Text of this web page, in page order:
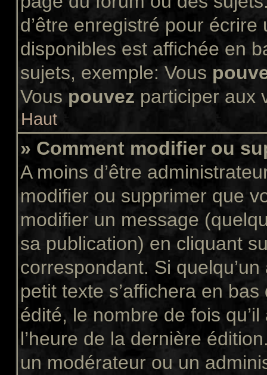
d’être enregistré pour
disponibles est affichée en
sujets, exemple: Vous
Vous pouvez participer aux
Haut
» Comment modifier ou
A moins d’être
modifier ou supprimer que
modifier un message
sa publication) en cliquant
correspondant. Si
petit texte s’affichera en
édité, le nombre de fois
l’heure de la dernière
un modérateur ou un